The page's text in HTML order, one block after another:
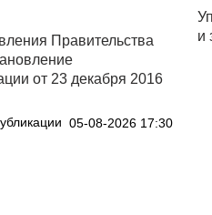
Правительства
от 23 декабря 2016
05-08-2026 17:30
и